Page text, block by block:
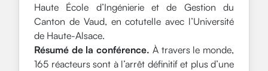
Haute École d’Ingénierie et de Gestion du
Canton de Vaud, en cotutelle avec l’Université
de Haute-Alsace.
Résumé de la conférence. À travers le monde,
165 réacteurs sont à l’arrêt définitif et plus d’une